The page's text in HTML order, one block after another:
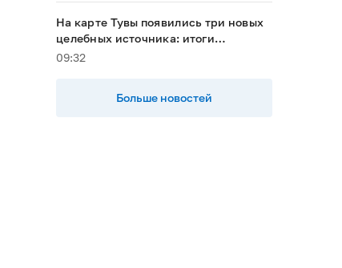
На карте Тувы появились три новых
целебных источника: итоги
экспедиции РГО
09:32
Больше новостей